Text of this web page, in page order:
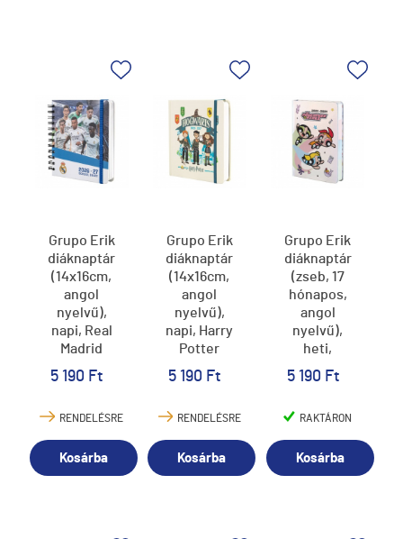
Grupo Erik
diáknaptár
(14x16cm,
angol
nyelvű),
napi, Real
Madrid
2026/2027
5 190 Ft
RENDELÉSRE
Kosárba
Grupo Erik
diáknaptár
(14x16cm,
angol
nyelvű),
napi, Harry
Potter
2026/2027
5 190 Ft
RENDELÉSRE
Kosárba
Grupo Erik
diáknaptár
(zseb, 17
hónapos,
angol
nyelvű),
heti,
Pindúr
Pandúrok
5 190 Ft
RAKTÁRON
Kosárba